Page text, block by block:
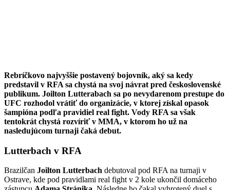
Rebríčkovo najvyššie postavený bojovník, aký sa kedy
predstavil v RFA sa chystá na svoj návrat pred československé
publikum. Joilton Lutterabach sa po nevydarenom prestupe do
UFC rozhodol vrátiť do organizácie, v ktorej získal opasok
šampióna podľa pravidiel real fight. Vody RFA sa však
tentokrát chystá rozvíriť v MMA, v ktorom ho už na
nasledujúcom turnaji čaká debut.
Lutterbach v RFA
Brazilčan Joilton Lutterbach debutoval pod RFA na turnaji v
Ostrave, kde pod pravidlami real fight v 2 kole ukončil domáceho